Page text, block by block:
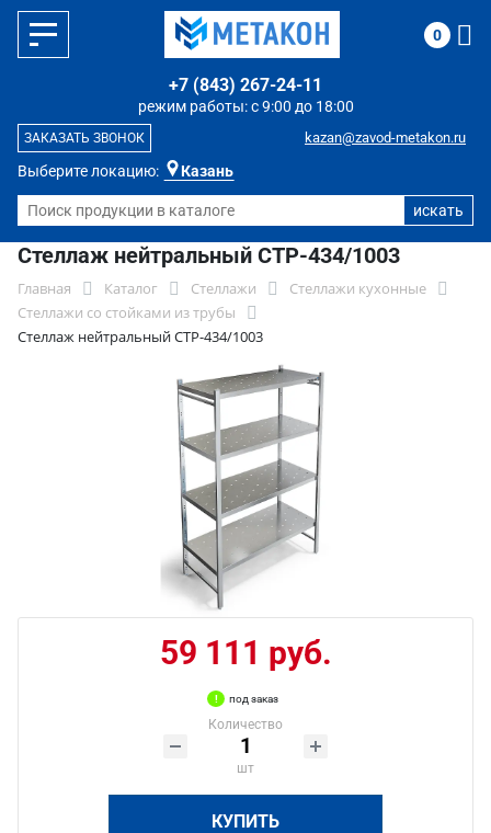
Выберите локацию: Казань
режим работы: с 9:00 до 18:00
+7 (843) 267-24-11
kazan@zavod-metakon.ru
ЗАКАЗАТЬ ЗВОНОК
0
Стеллаж нейтральный СТР-434/1003
Главная Каталог Стеллажи
Стеллажи кухонные
Стеллажи со стойками из трубы
Стеллаж нейтральный СТР-434/1003
59 111 руб.
под заказ
Количество
шт
КУПИТЬ